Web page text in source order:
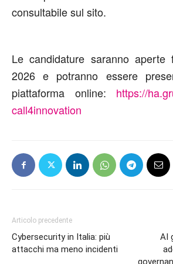
consultabilesul sito.
Le candidature saranno aperte
2026 e potranno essere
piattaforma online: https://
call4innovation
Articolo precedente
Cybersecurity in Italia: più
attacchi ma meno incidenti
AI